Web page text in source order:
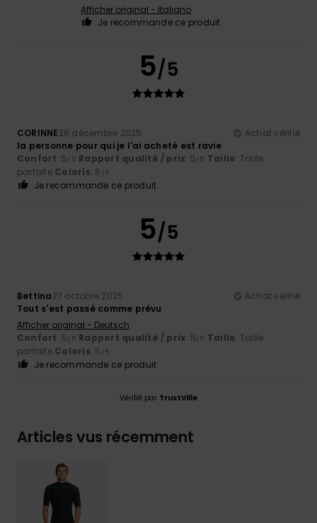
Afficher original - Italiano
Je recommande ce produit
5/5
CORINNE26 décembre 2025
Achat vérifié
la personne pour qui je l'ai acheté est ravie
Confort: 5/5 Rapport qualité / prix: 5/5 Taille: Taille
parfaite Coloris: 5 /5
Je recommande ce produit
5/5
Bettina27 octobre 2025
Achat vérifié
Tout s'est passé comme prévu
Afficher original - Deutsch
Confort: 5/5 Rapport qualité / prix: 5/5 Taille: Taille
parfaite Coloris: 5 /5
Je recommande ce produit
Vérifié par TrustVille
Articles vus récemment